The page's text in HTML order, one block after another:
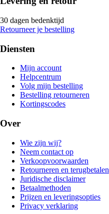
30 dagen bedenktijd
Retourneer je bestelling
Diensten
Mijn account
Helpcentrum
Volg mijn bestelling
Bestelling retourneren
Kortingscodes
Over
Wie zijn wij?
Neem contact op
Verkoopvoorwaarden
Retourneren en terugbetalen
Juridische disclaimer
Betaalmethoden
Prijzen en leveringsopties
Privacy verklaring